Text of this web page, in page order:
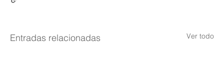
Entradas relacionadas Ver todo